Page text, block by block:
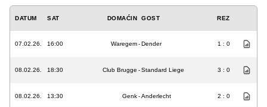
DATUM SAT DOMAĆIN GOST REZ
07.02.26. 16:00 Waregem-Dender 1 : 0
08.02.26. 18:30 Club Brugge -Standard Liege 3 : 0
08.02.26. 13:30 Genk-Anderlecht 2 : 0